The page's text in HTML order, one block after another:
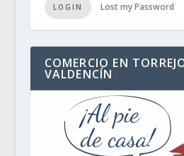
LOGIN Lost my Password
COMERCIO EN
VALDENCÍN